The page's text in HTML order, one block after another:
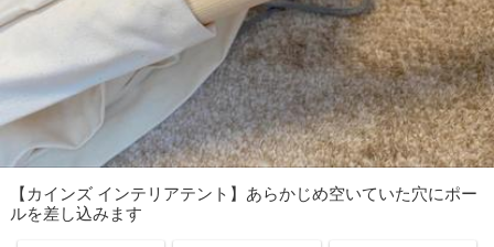
【カインズ インテリアテント】あらかじめ空いていた穴にポー
ルを差し込みます